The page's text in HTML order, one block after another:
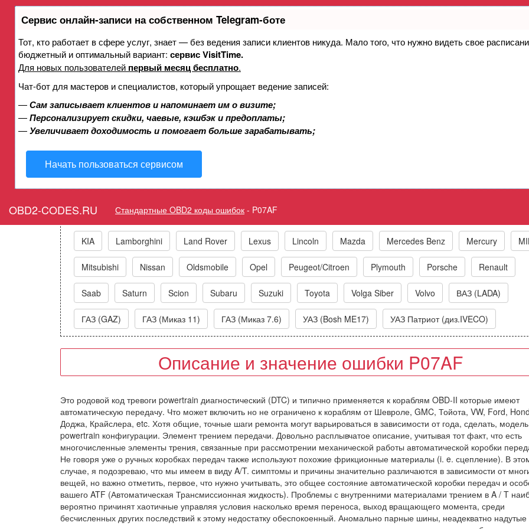
Сервис онлайн-записи на собственном Telegram-боте
Тот, кто работает в сфере услуг, знает — без ведения записи клиентов никуда. Мало того, что нужно видеть свое
бюджетный и оптимальный вариант: сервис VisitTime.
Для новых пользователей первый месяц бесплатно.
Чат-бот для мастеров и специалистов, который упрощает ведение записей:
—Сам записывает клиентов и напоминает им о визите;
—Персонализирует скидки, чаевые, кэшбэк и предоплаты;
—Увеличивает доходимость и помогает больше зарабатывать;
Начать пользоваться сервисом
OBD2-CODES.RU Стандартные OBD2 коды ошибок - P07AF
Ошибка P07AF Фрикционные элементы трансмиссии G -
Горит ошибка Check Engine P07AF Transmission Friction
Коды ошибок по маркам автомобилей
Acura Alfa Romeo Audi/VW/Skoda/Seat BMW Chrysler/Jeep Daewoo Fiat Ford
General Motors GEO Great Wall Honda
KIA Lamborghini Land Rover Lexus Lincoln Mazda Mercedes Benz Mercury
Mitsubishi Nissan Oldsmobile Opel Peugeot/Citroen Plymouth Porsche Renault
Saab Saturn Scion Subaru Suzuki Toyota Volga Siber Volvo ВАЗ (LADA)
ГАЗ (GAZ) ГАЗ (Миказ 11) ГАЗ (Миказ 7.6) УАЗ (Bosh ME17) УАЗ Патриот (диз.IVECO)
Описание и значение ошибки P07AF
Это родовой код тревоги powertrain диагностический (DTC) и типично применяется к кораблям OBD-II которые имеют
автоматическую передачу. Что может включить но не ограничено к кораблям от Шевроле, GMC, Тойота, VW, Ford,
Доджа, Крайслера, etc. Хотя общие, точные шаги ремонта могут варьироваться в зависимости от года, сделать,
powertrain конфигурации. Элемент трением передачи. Довольно расплывчатое описание, учитывая тот факт, что есть
многочисленные элементы трения, связанные при рассмотрении механической работы автоматической коробки
Не говоря уже о ручных коробках передач также используют похожие фрикционные материалы (i. e. сцепление). В
случае, я подозреваю, что мы имеем в виду A/T. симптомы и причины значительно различаются в зависимости от
вещей, но важно отметить, первое, что нужно учитывать, это общее состояние автоматической коробки передач и
вашего ATF (Автоматическая Трансмиссионная жидкость). Проблемы с внутренними материалами трением в A / T
вероятно причинят хаотичные управляя условия насколько время переноса, выход вращающего момента, среди
бесчисленных других последствий к этому недостатку обеспокоенный. Аномально парные шины, неадекватно